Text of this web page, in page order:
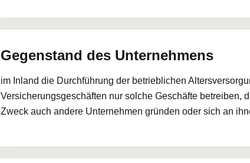
Gegenstand des Unternehmens
im Inland die Durchführung der betrieblichen
Versicherungsgeschäften nur solche Geschäfte betreiben,
Zweck auch andere Unternehmen gründen oder sich an